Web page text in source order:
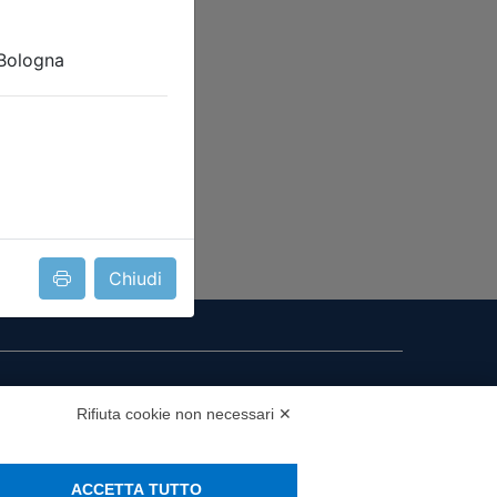
Chiudi
Rifiuta cookie non necessari ✕
ACCETTA TUTTO